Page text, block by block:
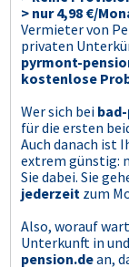
> nur 4,98 €/
Vermieter von
privaten
pyrmont-
kostenlose
Wer sich bei
für die ersten
Auch danach ist
extrem günstig:
Sie dabei. Sie
jederzeit zum
Also, worauf
Unterkunft in
pension.dean,